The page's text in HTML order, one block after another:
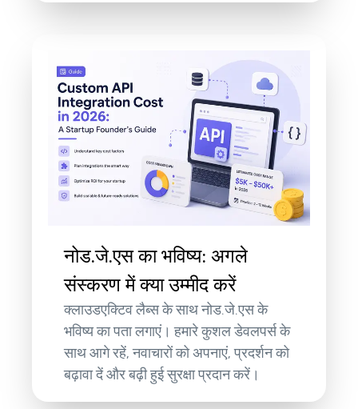
नोड.जे.एस का भविष्य: अगले
संस्करण में क्या उम्मीद करें
क्लाउडएक्टिव लैब्स के साथ नोड.जे.एस के
भविष्य का पता लगाएं। हमारे कुशल डेवलपर्स के
साथ आगे रहें, नवाचारों को अपनाएं, प्रदर्शन को
बढ़ावा दें और बढ़ी हुई सुरक्षा प्रदान करें।